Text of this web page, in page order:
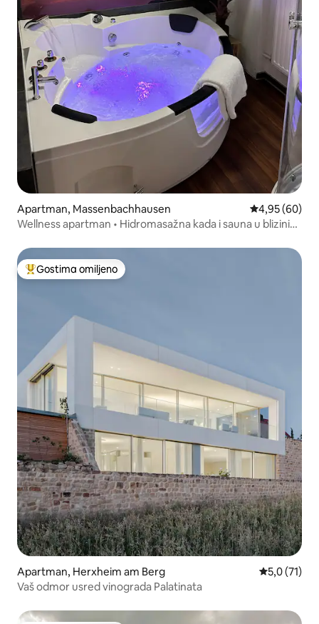
Apartman, Massenbachhausen Prosečna
4,95 (60)
Wellness apartman • Hidromasažna kada i sauna u blizini
Najuspešniji među gostima omiljenim
Gostima omiljeno
Apartman, Herxheim am Berg Prosečna
5,0 (71)
Vaš odmor usred vinograda Palatinata